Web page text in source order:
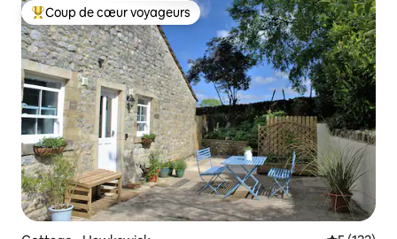
Coups de cœur voyageurs les plus appréciés
Coup de cœur voyageurs